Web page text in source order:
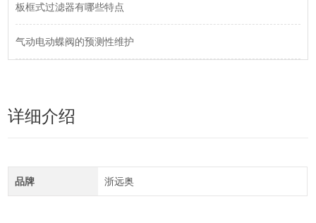
板框式过滤器有哪些特点
气动电动蝶阀的预测性维护
详细介绍
品牌 浙远奥